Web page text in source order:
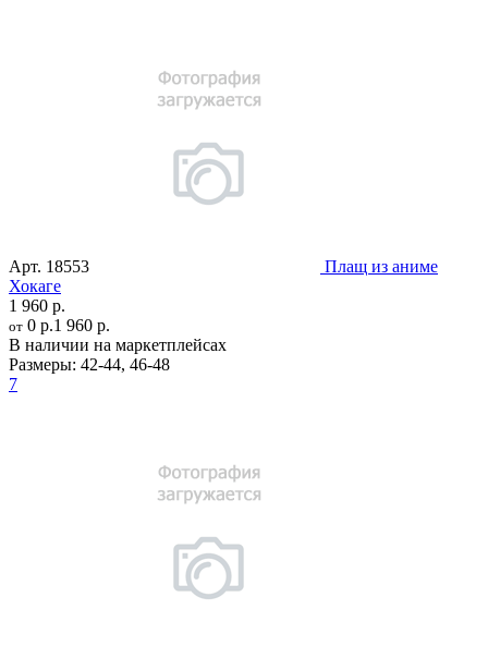
Арт. 18553
Плащ из аниме
Хокаге
1 960 р.
от 0 р.1 960 р.
В наличии на маркетплейсах
Размеры: 42-44, 46-48
7